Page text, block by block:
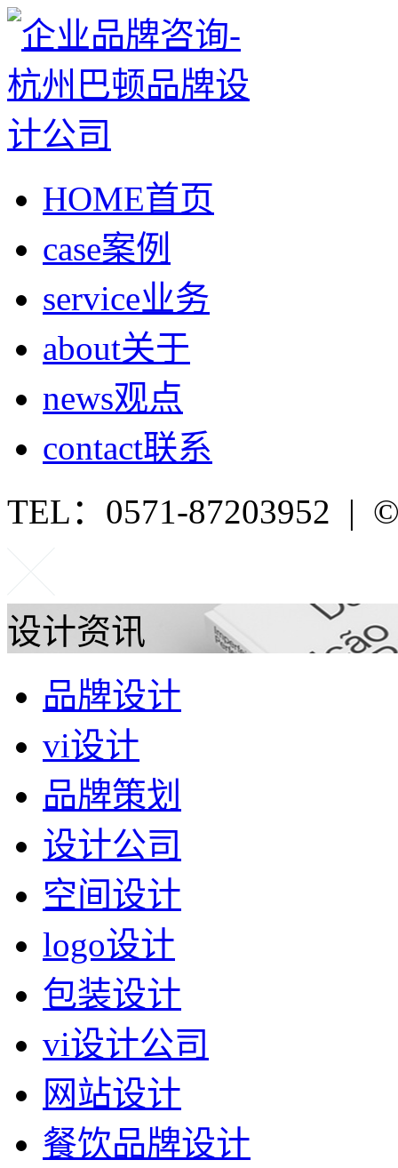
HOME首页
case案例
service业务
about关于
news观点
contact联系
TEL：0571-87203952 |
设计资讯
品牌设计
vi设计
品牌策划
设计公司
空间设计
logo设计
包装设计
vi设计公司
网站设计
餐饮品牌设计